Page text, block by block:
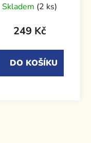
Skladem (2 ks)
249 Kč
DO KOŠÍKU